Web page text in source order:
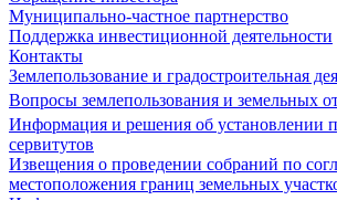
Муниципально-частное партнерство
Поддержка инвестиционной деятельности
Контакты
Землепользование и градостроительная
Вопросы землепользования и земельных
Информация и решения об установлении
сервитутов
Извещения о проведении собраний по
местоположения границ земельных